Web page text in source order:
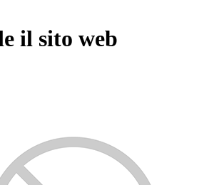
il sito web